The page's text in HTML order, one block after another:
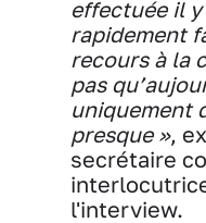
effectuée il y
rapidement
recours à la
pas
uniquement
presque »,
secrétaire
l'interview.